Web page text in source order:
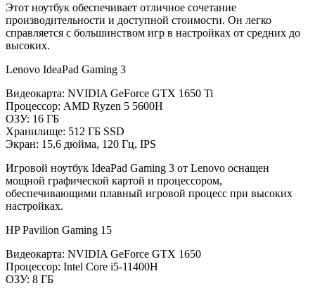
Этот ноутбук обеспечивает отличное сочетание
производительности и доступной стоимости. Он легко
справляется с большинством игр в настройках от средних до
высоких.
Lenovo IdeaPad Gaming 3
Видеокарта: NVIDIA GeForce GTX 1650 Ti
Процессор: AMD Ryzen 5 5600H
ОЗУ: 16 ГБ
Хранилище: 512 ГБ SSD
Экран: 15,6 дюйма, 120 Гц, IPS
Игровой ноутбук IdeaPad Gaming 3 от Lenovo оснащен
мощной графической картой и процессором,
обеспечивающими плавный игровой процесс при высоких
настройках.
HP Pavilion Gaming 15
Видеокарта: NVIDIA GeForce GTX 1650
Процессор: Intel Core i5-11400H
ОЗУ: 8 ГБ